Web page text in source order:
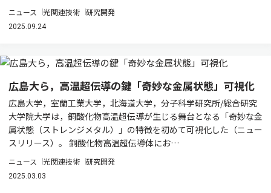
ニュース 光関連技術 研究開発
2025.09.24
広島大ら，高温超伝導の鍵「奇妙な金属状態」可視化
広島大学，室蘭工業大学，北海道大学，分子科学研究所/総合研究
大学院大学は，銅酸化物高温超伝導が生じる舞台となる「奇妙な金
属状態（ストレンジメタル）」の特徴を初めて可視化した（ニュー
スリリース）。 銅酸化物高温超伝導体にお…
ニュース 光関連技術 研究開発
2025.03.03